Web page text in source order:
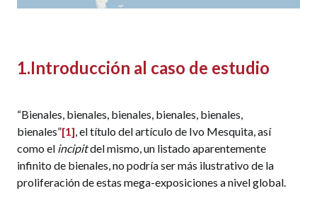
1.Introducción al caso de estudio
“Bienales, bienales, bienales, bienales, bienales,
bienales”[1], el título del artículo de Ivo Mesquita, así
como el incipitdel mismo, un listado aparentemente
infinito de bienales, no podría ser más ilustrativo de la
proliferación de estas mega-exposiciones a nivel global.